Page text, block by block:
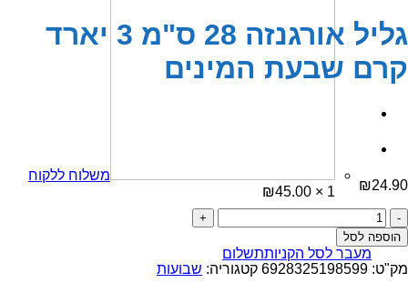
משלוח ללקוח
1 ×
₪45.00
מעבר לסל הקניותתשלום
גליל אורגנזה 28 ס"מ 3 יארד
קרם שבעת המינים
₪24.90
כמות
של
גליל
אורגנזה
הוספה לסל
מק"ט: 6928325198599 קטגוריה: שבועות